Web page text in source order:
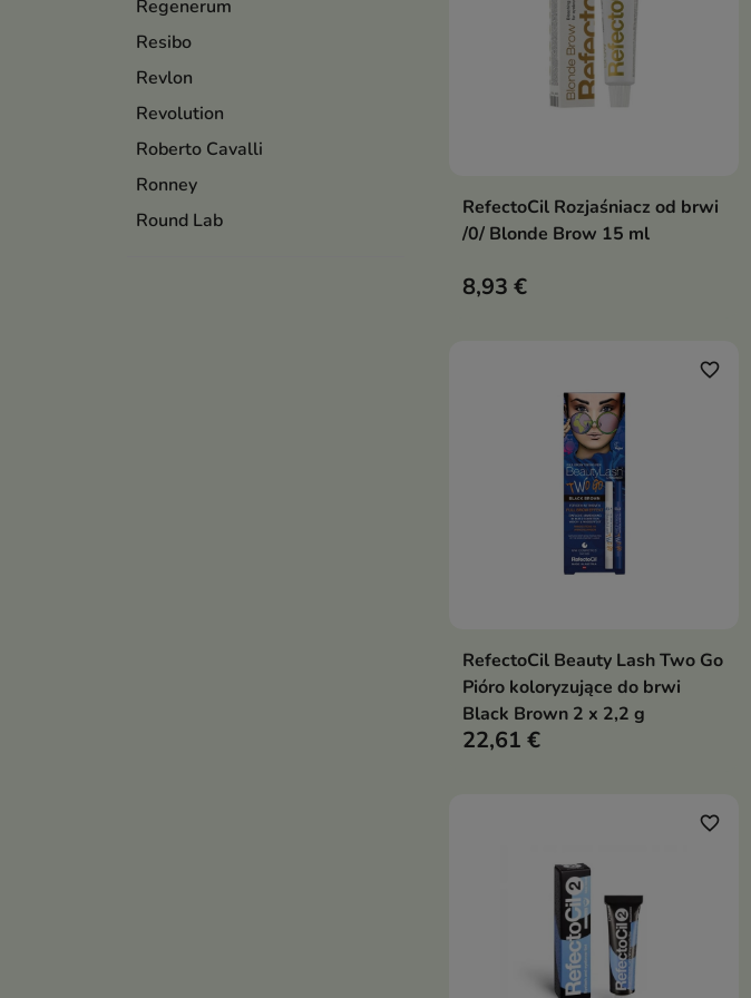
Regenerum
Resibo
Revlon
Revolution
Roberto Cavalli
Ronney
Round Lab
Dodaj do koszyka
RefectoCil Rozjaśniacz od brwi
/0/ Blonde Brow 15 ml
8,93 €
Dodaj do koszyka
favorite_border
RefectoCil Beauty Lash Two Go
Pióro koloryzujące do brwi
Black Brown 2 x 2,2 g
22,61 €
favorite_border